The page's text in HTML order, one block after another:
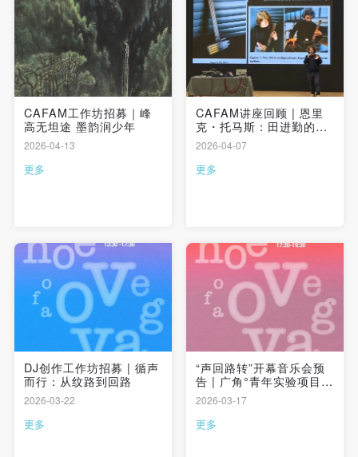
CAFAM工作坊招募｜峰
高无坦途 墨韵润少年
2026-04-13
更多
CAFAM讲座回顾 | 恩里
克・托马斯：田进勤的电
子乐器
2026-04-07
更多
DJ创作工作坊招募 | 循声
而行：从纹路到回路
2026-03-22
更多
“声回路转”开幕音乐会预
告 | 广角°青年实验项目空
间
2026-03-17
更多
快捷登录 帐号密码登录
手机号码
发送验证码
手机号码将作为您的登录账号
登录
可使用雅昌艺术网会员账户登录